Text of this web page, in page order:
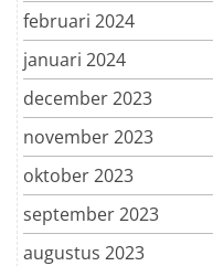
februari 2024
januari 2024
december 2023
november 2023
oktober 2023
september 2023
augustus 2023